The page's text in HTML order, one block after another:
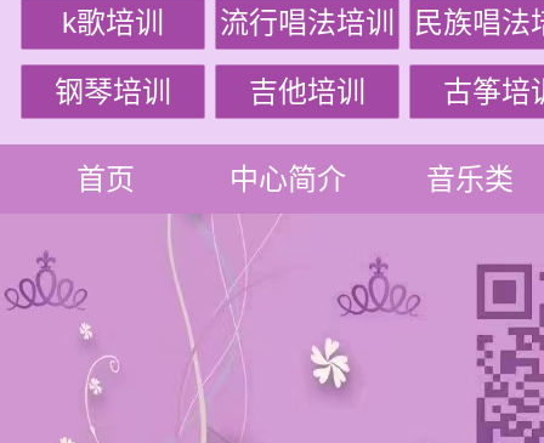
k歌培训 流行唱法培训 民族唱法
钢琴培训 吉他培训 古筝培
首页 中心简介 音乐类